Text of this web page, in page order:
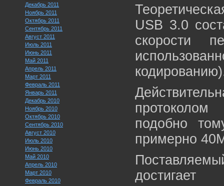
Декабрь 2011
Ноябрь 2011
Октябрь 2011
Сентябрь 2011
Август 2011
Июль 2011
Июнь 2011
Май 2011
Апрель 2011
Март 2011
Февраль 2011
Январь 2011
Декабрь 2010
Ноябрь 2010
Октябрь 2010
Сентябрь 2010
Август 2010
Июль 2010
Июнь 2010
Май 2010
Апрель 2010
Март 2010
Февраль 2010
USB 3.0
скорости
подобно
примерно